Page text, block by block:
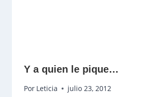
Y a quien le pique…
Por Leticia julio 23, 2012